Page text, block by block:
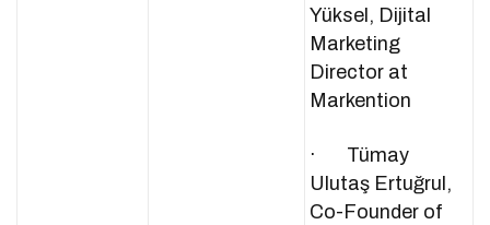
Yüksel, Dijital
Marketing
Director at
Markention
· Tümay
Ulutaş Ertuğrul,
Co-Founder of